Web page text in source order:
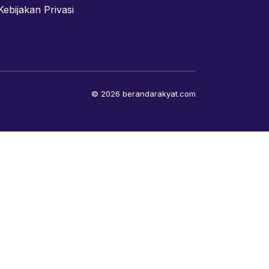
Privasi
© 2026 berandarakyat.com